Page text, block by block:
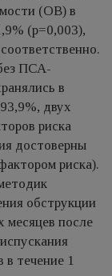
(ОВ) в
(p=0,003),
ПСА-
в
двух
риска
достоверны
риска).
обструкции
месяцев после
течение 1